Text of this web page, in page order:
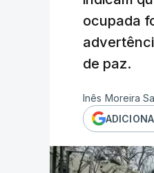
ocupada
de paz.
Inês Moreira